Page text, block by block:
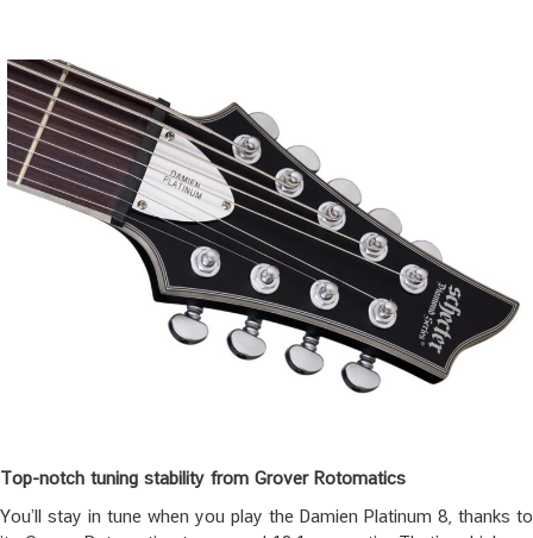
Top-notch tuning stability from Grover Rotomatics
You’ll stay in tune when you play the Damien Platinum 8, thanks to